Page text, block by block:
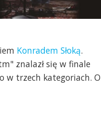
Konradem Słoką.
znalazł się w finale
w trzech kategoriach. O